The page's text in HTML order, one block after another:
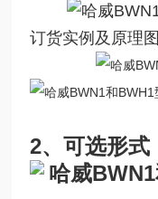
订货实例及原理图
2、可选形式